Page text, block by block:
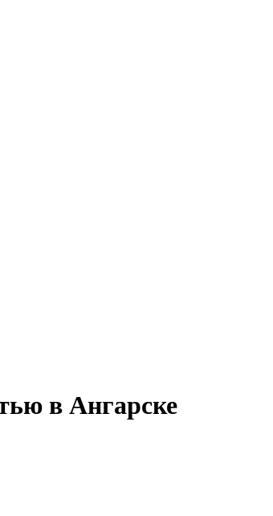
в Ангарске